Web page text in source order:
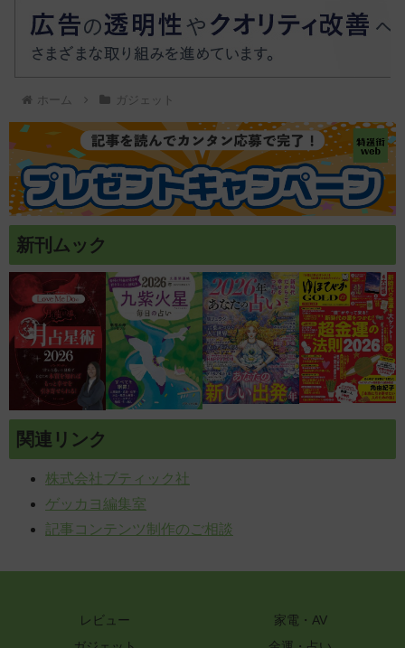
ホーム ガジェット
新刊ムック
関連リンク
株式会社ブティック社
ゲッカヨ編集室
記事コンテンツ制作のご相談
レビュー
家電・AV